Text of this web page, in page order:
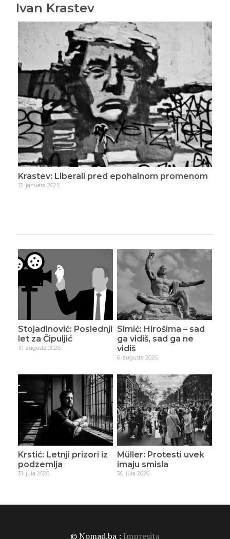
Ivan Krastev
Krastev: Liberali pred epohalnom promenom
13. januara 2025.
Stojadinović: Poslednji
let za Čipuljić
10. augusta 2026.
Simić: Hirošima – sad
ga vidiš, sad ga ne
vidiš
6. augusta 2026.
Krstić: Letnji prizori iz
podzemlja
31. jula 2026.
Müller: Protesti uvek
imaju smisla
30. jula 2026.
© Nomad.ba : Impresita